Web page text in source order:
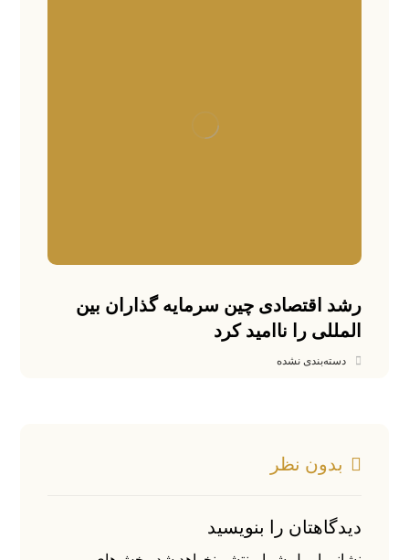
رشد اقتصادی چین سرمایه گذاران بین
المللی را ناامید کرد
دسته‌بندی نشده
بدون نظر
دیدگاهتان را بنویسید